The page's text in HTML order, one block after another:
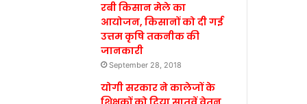
रबी किसान मेले का
आयोजन, किसानों को दी गई
उत्तम कृषि तकनीक की
जानकारी
September 28, 2018
योगी सरकार ने कालेजों के